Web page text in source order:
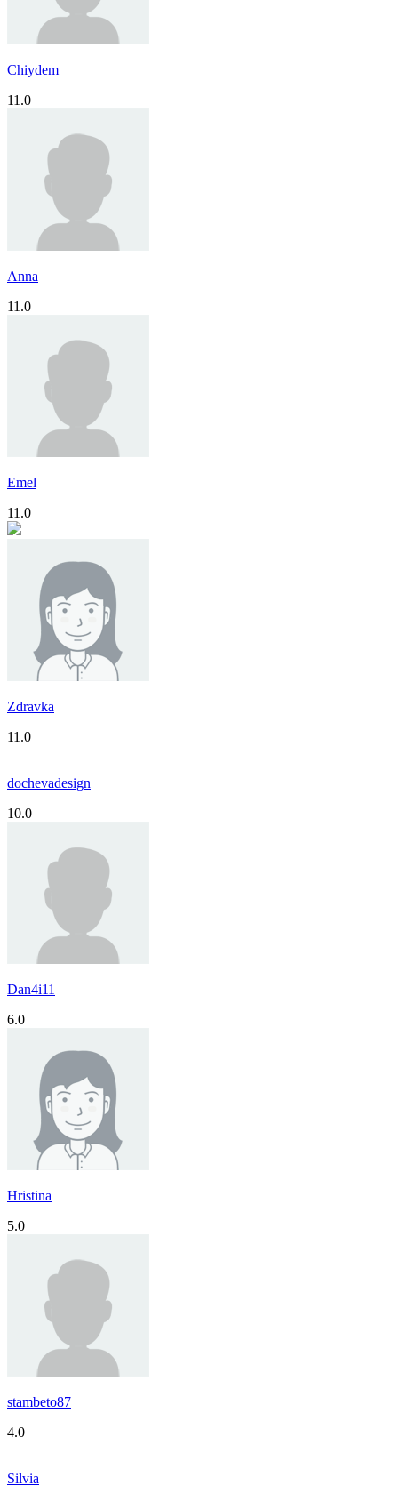
Chiydem
11.0
Anna
11.0
Emel
11.0
Zdravka
11.0
dochevadesign
10.0
Dan4i11
6.0
Hristina
5.0
stambeto87
4.0
Silvia